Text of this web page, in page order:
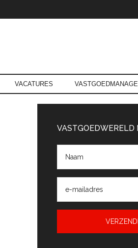
VACATURES
Sidebar
VASTGOEDWERELD